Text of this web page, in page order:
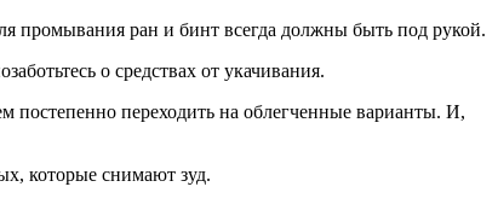
промывания ран и бинт всегда должны быть под рукой.
о средствах от укачивания.
постепенно переходить на облегченные варианты. И,
которые снимают зуд.